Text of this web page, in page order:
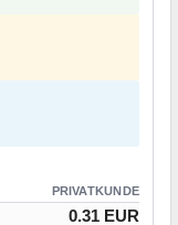
PRIVATKUNDE
0.31 EUR